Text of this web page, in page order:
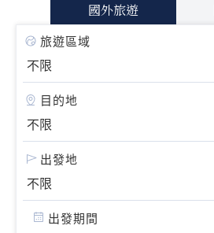
國外旅遊
旅遊區域
目的地
出發地
出發期間